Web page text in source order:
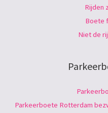
Rijden
Boete
Niet de
Parkeerboete Rotterdam